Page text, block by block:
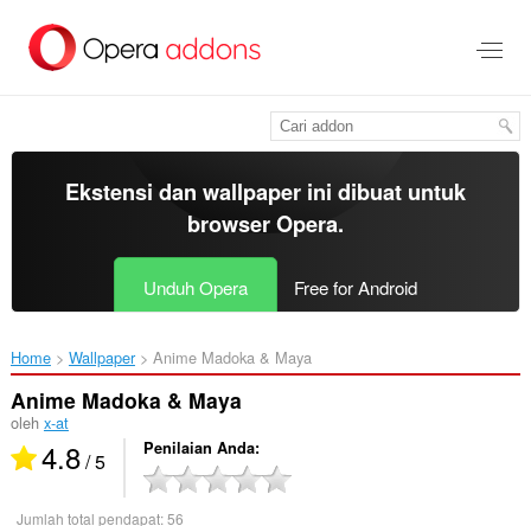
konten
Ekstensi dan wallpaper ini dibuat untuk
browser Opera.
Unduh Opera Free for Android
Home Wallpaper Anime Madoka & Maya‎
Anime Madoka & Maya
oleh x-at
4.8/ 5 Penilaian Anda
Jumlah total pendapat:56